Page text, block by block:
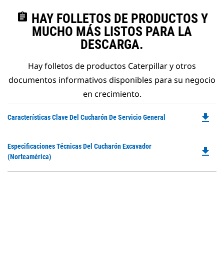
assignment HAY FOLLETOS DE PRODUCTOS Y
MUCHO MÁS LISTOS PARA LA
DESCARGA.
Hay folletos de productos Caterpillar y otros
documentos informativos disponibles para su negocio
en crecimiento.
Características Clave Del Cucharón De Servicio General file_download
Especificaciones Técnicas Del Cucharón Excavador
(Norteamérica)
file_download